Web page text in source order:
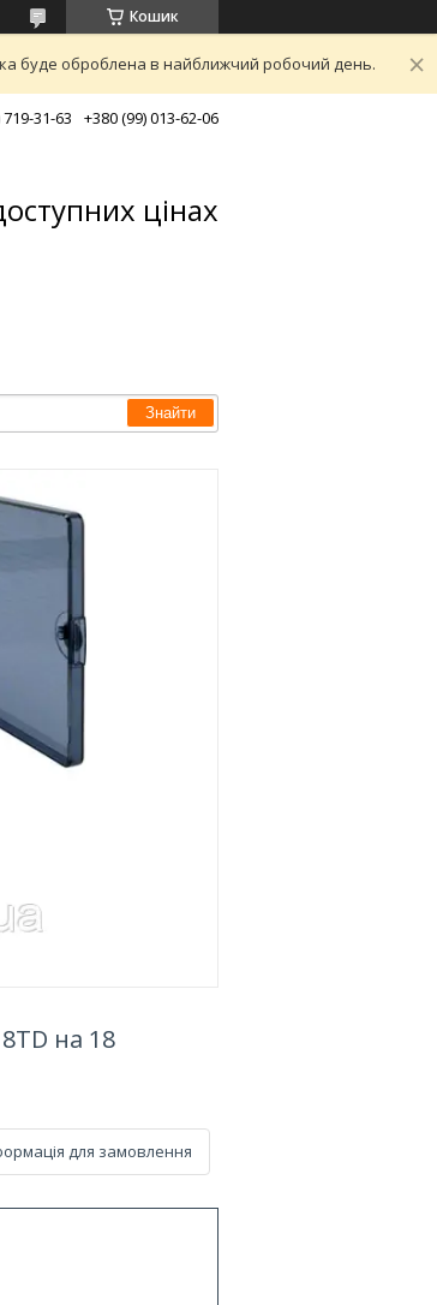
Кошик
буде оброблена в найближчий робочий день.
31-63 +380 (99) 013-62-06
цінах
Знайти
на 18
для замовлення